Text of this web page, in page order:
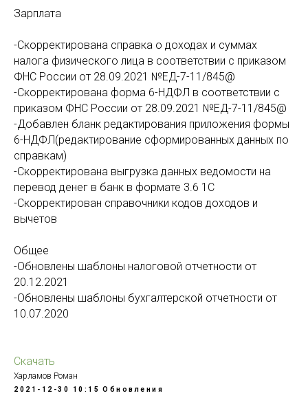
Зарплата
-Скорректирована справка о доходах и суммах
налога физического лица в соответствии с приказом
ФНС России от 28.09.2021 №ЕД-7-11/845@
-Скорректирована форма 6-НДФЛ в соответствии с
приказом ФНС России от 28.09.2021 №ЕД-7-11/845@
-Добавлен бланк редактирования приложения формы
6-НДФЛ(редактирование сформированных данных по
справкам)
-Скорректирована выгрузка данных ведомости на
перевод денег в банк в формате 3.6 1С
-Скорректирован справочники кодов доходов и
вычетов
Общее
-Обновлены шаблоны налоговой отчетности от
20.12.2021
-Обновлены шаблоны бухгалтерской отчетности от
10.07.2020
Скачать
Харламов Роман
2021-12-30 10:15 Обновления